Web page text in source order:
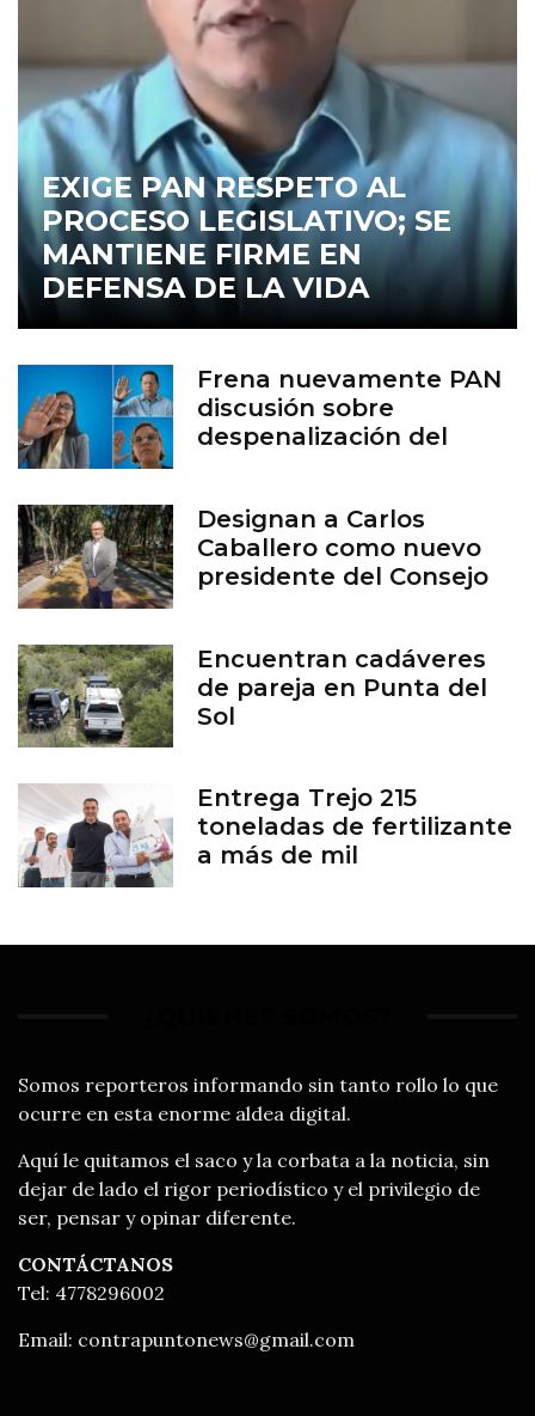
EXIGE PAN RESPETO AL
PROCESO LEGISLATIVO; SE
MANTIENE FIRME EN
DEFENSA DE LA VIDA
Frena nuevamente PAN
discusión sobre
despenalización del
Designan a Carlos
Caballero como nuevo
presidente del Consejo
Encuentran cadáveres
de pareja en Punta del
Sol
Entrega Trejo 215
toneladas de fertilizante
a más de mil
Somos reporteros informando sin tanto rollo lo que
ocurre en esta enorme aldea digital.
Aquí le quitamos el saco y la corbata a la noticia, sin
dejar de lado el rigor periodístico y el privilegio de
ser, pensar y opinar diferente.
CONTÁCTANOS
Tel: 4778296002
Email: contrapuntonews@gmail.com